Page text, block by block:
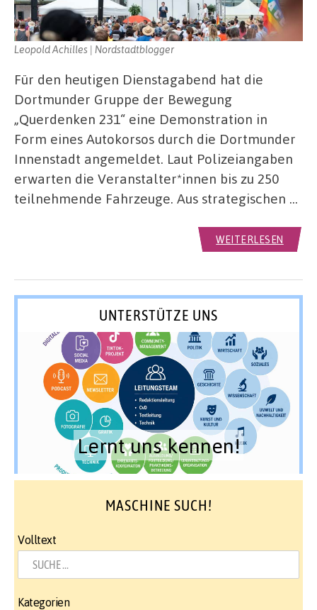
Leopold Achilles | Nordstadtblogger
Für den heutigen Dienstagabend hat die
Dortmunder Gruppe der Bewegung
„Querdenken 231“ eine Demonstration in
Form eines Autokorsos durch die Dortmunder
Innenstadt angemeldet. Laut Polizeiangaben
erwarten die Veranstalter*innen bis zu 250
teilnehmende Fahrzeuge. Aus strategischen …
WEITERLESEN
UNTERSTÜTZE UNS
Lernt uns kennen!
MASCHINE SUCH!
Volltext
Kategorien